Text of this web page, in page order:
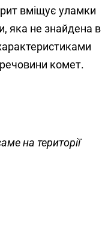
вміщує уламки
яка не знайдена в
комет.
на території